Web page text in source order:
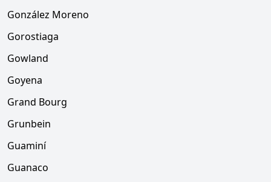
González Moreno
Gorostiaga
Gowland
Goyena
Grand Bourg
Grunbein
Guaminí
Guanaco